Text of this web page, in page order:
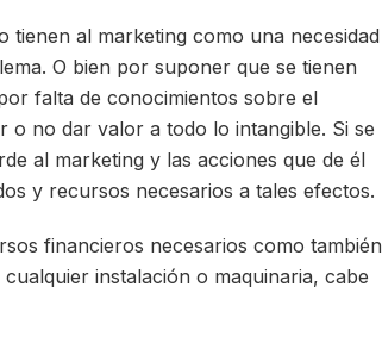
tienen al marketing como una necesidad
O bien por suponer que se tienen
falta de conocimientos sobre el
o no dar valor a todo lo intangible. Si se
al marketing y las acciones que de él
y recursos necesarios a tales efectos.
financieros necesarios como también
instalación o maquinaria, cabe